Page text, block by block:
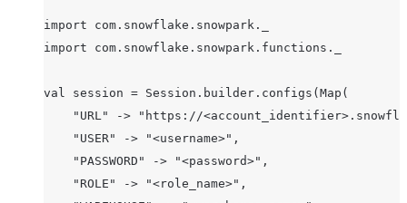
import com.snowflake.snowpark._
import com.snowflake.snowpark.functions._
val session = Session.builder.configs(Map(
"URL" -> "https://
    "USER" -> "<username>",
    "PASSWORD" -> "<password>",
    "ROLE" -> "<role_name>",